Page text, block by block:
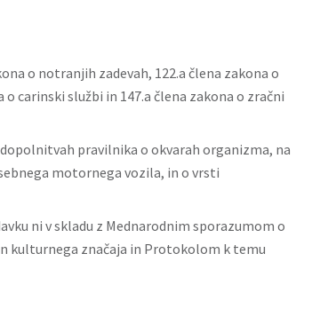
o notranjih zadevah, 122.a člena zakona o
carinski službi in 147.a člena zakona o zračni
pravilnika o okvarah organizma, na
motornega vozila, in o vrsti
ni v skladu z Mednarodnim sporazumom o
kulturnega značaja in Protokolom k temu